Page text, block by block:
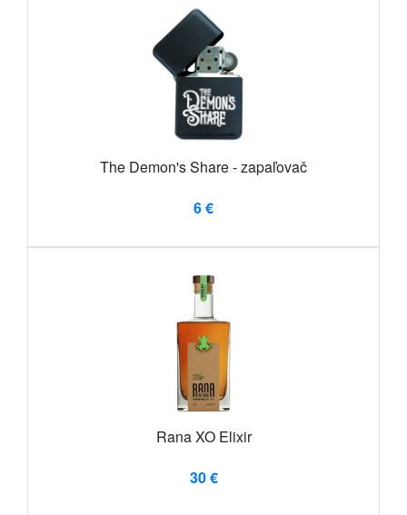
The Demon's Share - zapaľovač
6 €
Rana XO Elixir
30 €